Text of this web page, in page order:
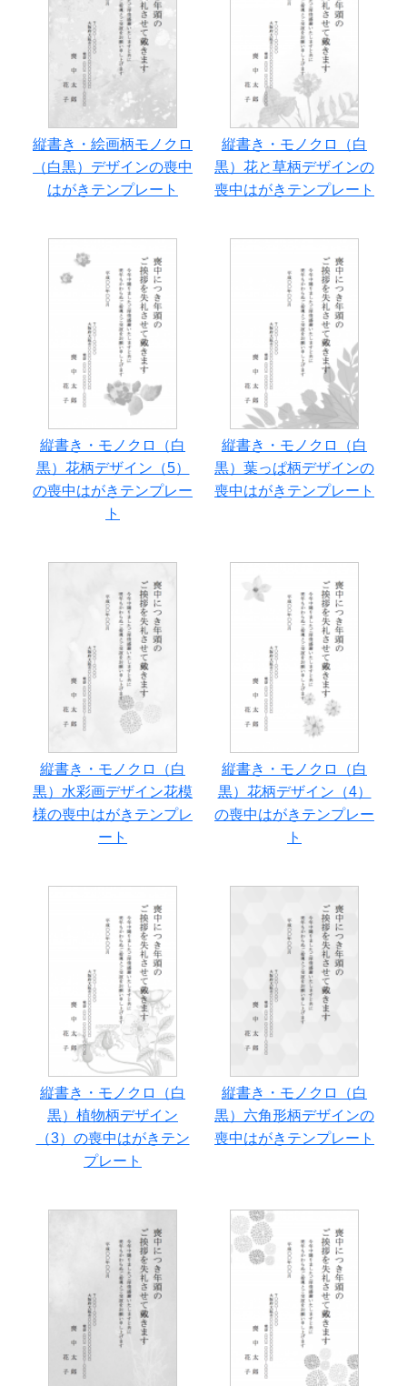
縦書き・絵画柄モノクロ
（白黒）デザインの喪中
はがきテンプレート
縦書き・モノクロ（白
黒）花と草柄デザインの
喪中はがきテンプレート
縦書き・モノクロ（白
黒）花柄デザイン（5）
の喪中はがきテンプレー
ト
縦書き・モノクロ（白
黒）葉っぱ柄デザインの
喪中はがきテンプレート
縦書き・モノクロ（白
黒）水彩画デザイン花模
様の喪中はがきテンプレ
ート
縦書き・モノクロ（白
黒）花柄デザイン（4）
の喪中はがきテンプレー
ト
縦書き・モノクロ（白
黒）植物柄デザイン
（3）の喪中はがきテン
プレート
縦書き・モノクロ（白
黒）六角形柄デザインの
喪中はがきテンプレート